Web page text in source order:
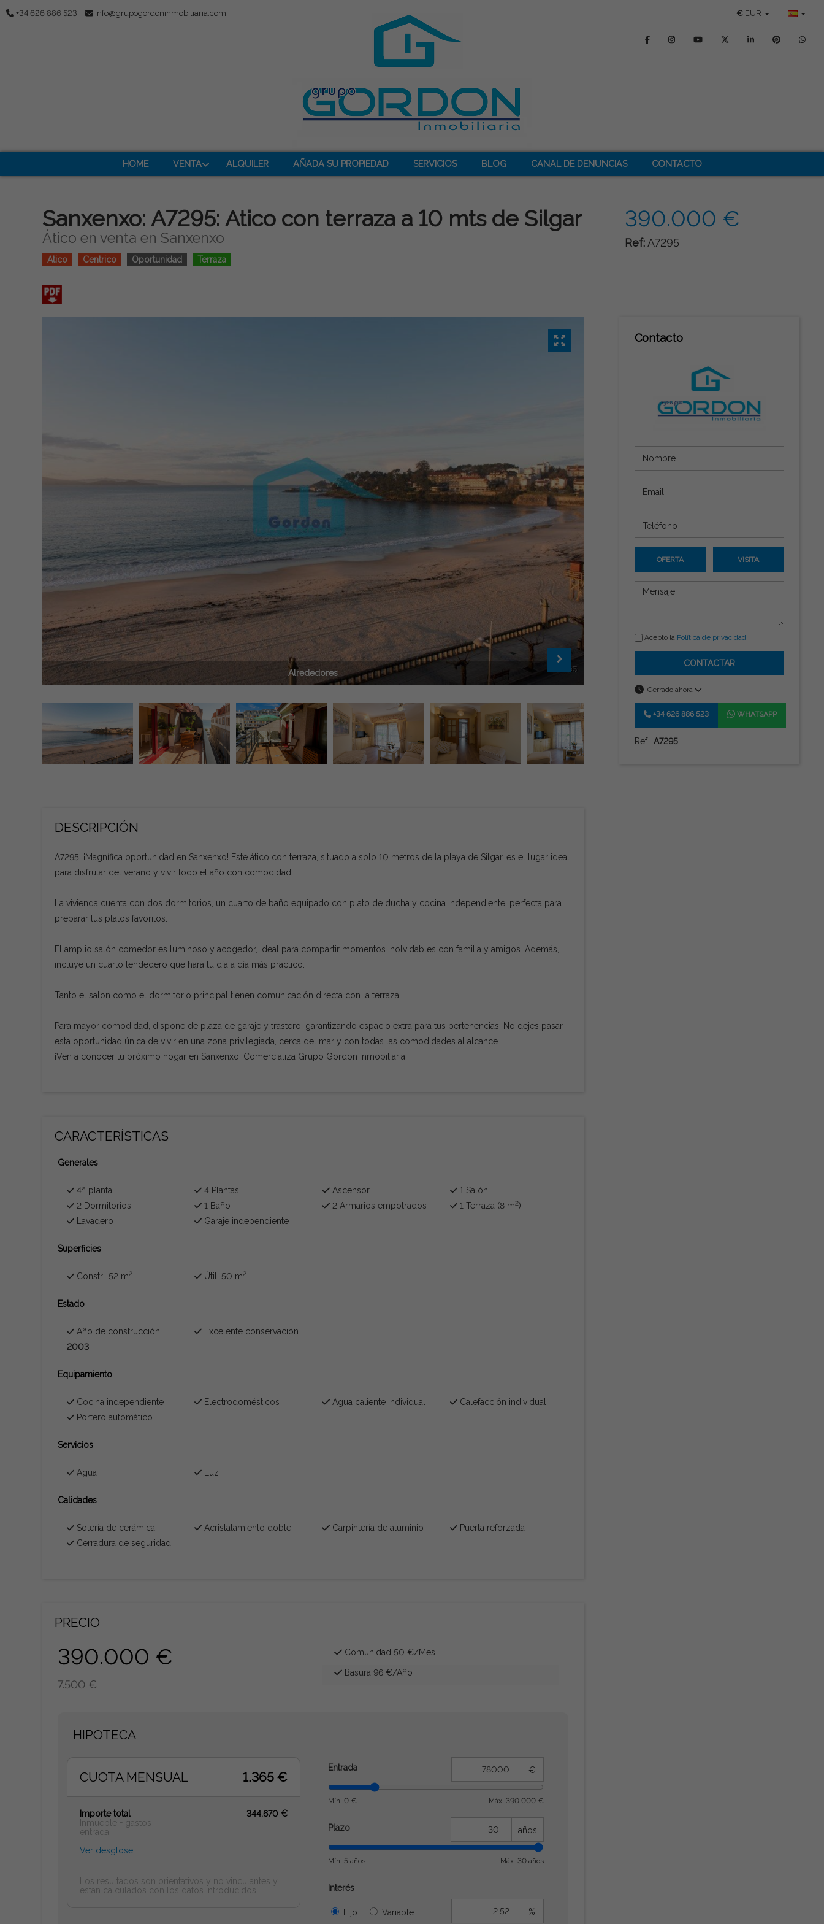
+34 626 886 523 info@grupogordoninmobiliaria.com € EUR
HOME VENTA ALQUILER AÑADA SU PROPIEDAD SERVICIOS BLOG CANAL DE DENUNCIAS CONTACTO
Sanxenxo: A7295: Atico con terraza a 10 mts de Silgar
Ático en venta en Sanxenxo
Atico Centrico Oportunidad Terraza
390.000 €
Ref: A7295
Alrededores
DESCRIPCIÓN
A7295: ¡Magnífica oportunidad en Sanxenxo! Este ático con terraza, situado a solo 10 metros de la playa de Silgar, es el lugar ideal
para disfrutar del verano y vivir todo el año con comodidad.
La vivienda cuenta con dos dormitorios, un cuarto de baño equipado con plato de ducha y cocina independiente, perfecta para
preparar tus platos favoritos.
El amplio salón comedor es luminoso y acogedor, ideal para compartir momentos inolvidables con familia y amigos. Además,
incluye un cuarto tendedero que hará tu día a día más práctico.
Tanto el salon como el dormitorio principal tienen comunicación directa con la terraza.
Para mayor comodidad, dispone de plaza de garaje y trastero, garantizando espacio extra para tus pertenencias. No dejes pasar
esta oportunidad única de vivir en una zona privilegiada, cerca del mar y con todas las comodidades al alcance.
¡Ven a conocer tu próximo hogar en Sanxenxo! Comercializa Grupo Gordon Inmobiliaria.
CARACTERÍSTICAS
Generales
4ª planta 4 Plantas Ascensor
1 Salón
2 Dormitorios
1 Baño 2 Armarios empotrados 1 Terraza (8 m2)
Lavadero
Garaje independiente
Superficies
Constr.: 52 m2 Útil: 50 m2
Estado
Año de construcción:
2003
Excelente conservación
Equipamiento
Cocina independiente Electrodomésticos Agua caliente individual
Calefacción individual
Portero automático
Servicios
Agua Luz
Calidades
Solería de cerámica Acristalamiento doble Carpintería de aluminio
Puerta reforzada
Cerradura de seguridad
PRECIO
390.000 €
7.500 €
Comunidad 50 €/Mes
Basura 96 €/Año
HIPOTECA
Entrada €
Mín: 0 € Máx: 390.000 €
Plazo años
Mín: 5 años Máx: 30 años
Interés
Fijo Variable %
CUOTA MENSUAL 1.365 €
Importe total
Inmueble + gastos -
entrada
Ver desglose
344.670 €
Los resultados son orientativos y no vinculantes y
estan calculados con los datos introducidos.
Contacto
OFERTA VISITA
Acepto la Política de privacidad.
CONTACTAR
Cerrado ahora
+34 626 886 523 WHATSAPP
Ref.:A7295